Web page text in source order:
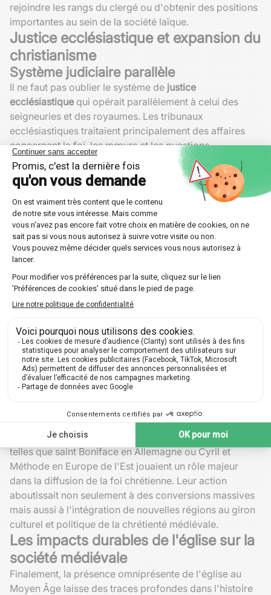
rejoindre les rangs du clergé ou d'obtenir des positions
importantes au sein de la société laïque.
Justice ecclésiastique et expansion du
christianisme
Système judiciaire parallèle
Il ne faut pas oublier le système de justice
ecclésiastique qui opérait parallèlement à celui des
seigneuries et des royaumes. Les tribunaux
ecclésiastiques traitaient principalement des affaires
concernant la foi, les mœurs et les questions
matrimoniales. Ils avaient toutefois compétence sur des
crimes plus graves comme l'hérésie, pouvant user de
mesures sévères allant jusqu'à l'excommunication ou
l'interdiction commerciale.
Ce réseau de tribunaux agissait souvent en concertation
avec les autorités civiles, illustrant de nouveau la forte
imbrication entre lepouvoir politiqueet religieux. Le
jugement de Jeanne d'Arc est un exemple frappant de
cette interaction complexe entre justice ecclésiastique
et justice royale.
Missionnaires et christianisation
cruciale de l'influence de l'église au Moyen Âge. Les
ordres missionnaires parcouraient le monde connu pour
convertir de nouvelles populations. Ces missions,
soutenues par la papauté, contribuaient à
l'élargissement de la sphère d'influence chrétienne et à
l'unification culturelle sous une même doctrine
Dès le haut Moyen Âge, des figures emblématiques
telles que saint Boniface en Allemagne ou Cyril et
Méthode en Europe de l'Est jouaient un rôle majeur
dans la diffusion de la foi chrétienne. Leur action
aboutissait non seulement à des conversions massives
mais aussi à l'intégration de nouvelles régions au giron
culturel et politique de la chrétienté médiévale.
Les impacts durables de l'église sur la
société médiévale
Finalement, la présence omniprésente de l'église au
Moyen Âge laisse des traces profondes dans l'histoire